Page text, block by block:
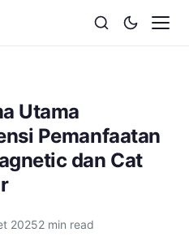
Utama
Pemanfaatan
dan Cat
20252 min read